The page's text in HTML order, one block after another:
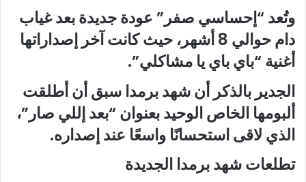
وتُعد “إحساسي صفر” عودة جديدة بعد غياب
دام حوالي 8 أشهر، حيث كانت آخر إصداراتها
أغنية “باي باي يا مشاكلي”.
الجدير بالذكر أن شهد برمدا سبق أن أطلقت
ألبومها الخاص الوحيد بعنوان “بعد إللي صار”،
الذي لاقى استحسانًا واسعًا عند إصداره.
تطلعات شهد برمدا الجديدة